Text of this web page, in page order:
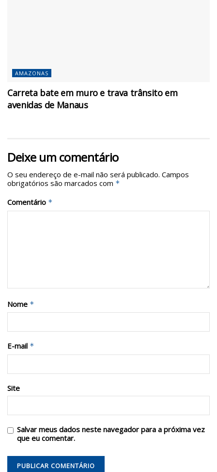
AMAZONAS
Carreta bate em muro e trava trânsito em
avenidas de Manaus
Deixe um comentário
O seu endereço de e-mail não será publicado. Campos
obrigatórios são marcados com *
Comentário *
Nome *
E-mail *
Site
Salvar meus dados neste navegador para a próxima vez
que eu comentar.